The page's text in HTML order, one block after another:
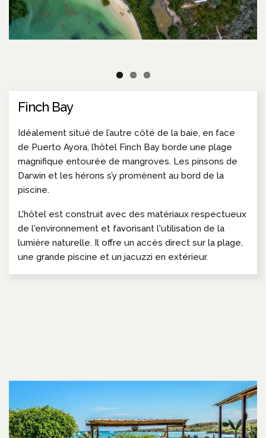
Finch Bay
Idéalement situé de l’autre côté de la baie, en face
de Puerto Ayora, l’hôtel Finch Bay borde une plage
magnifique entourée de mangroves. Les pinsons de
Darwin et les hérons s’y promènent au bord de la
piscine.
L'hôtel est construit avec des matériaux respectueux
de l'environnement et favorisant l'utilisation de la
lumière naturelle. Il offre un accès direct sur la plage,
une grande piscine et un jacuzzi en extérieur.